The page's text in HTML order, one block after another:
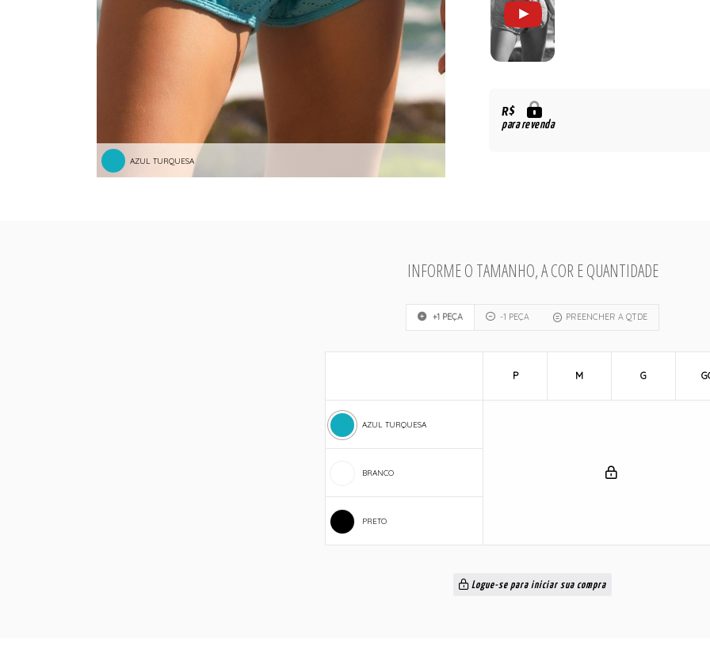
AZUL TURQUESA
R$
para revenda
INFORME O TAMANHO, A COR E QUANTIDADE
+1 PEÇA -1 PEÇA PREENCHER A QTDE
AZUL TURQUESA
BRANCO
PRETO
P M G
Logue-se para iniciar sua compra